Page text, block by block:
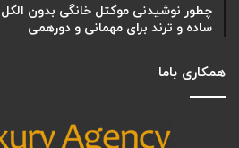
ساده و ترند برای مهمانی و دورهمی
همکاری باما